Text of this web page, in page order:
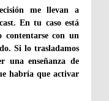
me llevan a
En tu caso está
con un
Si lo trasladamos
una enseñanza de
habría que activar